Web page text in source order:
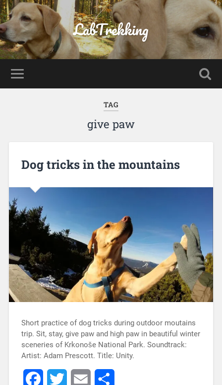
LabTrekking
TAG
give paw
Dog tricks in the mountains
Short practice of dog tricks during outdoor moutains
trip. Sit, stay, give paw and high paw in beautiful winter
sceneries of Krkonoše National Park. Soundtrack:
Artist: Adam Prescott. Title: Unity.
FacebookTwitter Email